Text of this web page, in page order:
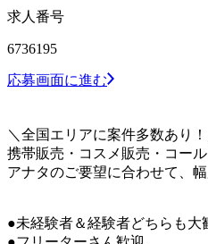
求人番号
6736195
応募画面に進む
＼全国エリアに案件多数あり
携帯販売・コスメ販売・コー
アナタのご要望に合わせて、
●未経験者＆経験者どちらも大